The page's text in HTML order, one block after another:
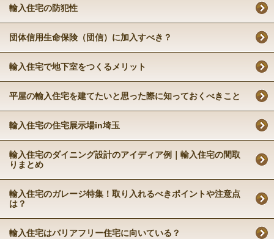
輸入住宅の防犯性
団体信用生命保険（団信）に加入すべき？
輸入住宅で地下室をつくるメリット
平屋の輸入住宅を建てたいと思った際に知っておくべきこと
輸入住宅の住宅展示場in埼玉
輸入住宅のダイニング設計のアイディア例｜輸入住宅の間取
りまとめ
輸入住宅のガレージ特集！取り入れるべきポイントや注意点
は？
輸入住宅はバリアフリー住宅に向いている？